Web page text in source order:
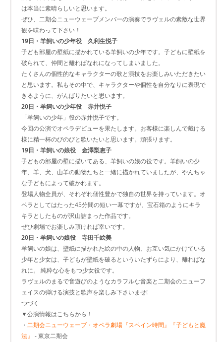
は本当に素晴らしいと思います。
ぜひ、二期会ニューウェーブメンバーの演奏でラヴェルの素敵な世界
観を味わって下さい！
19日・羊飼いの少年役 久利生悦子
子ども部屋の壁紙に描かれている羊飼いの少年です。子どもに壁紙を
破られて、仲間と離ればなれになってしまいました。
たくさんの個性的なキャラクターの歌と演技をお楽しみいただきたい
と思います。私もその中で、キャラクターや個性を自分なりに表現で
きるように、がんばりたいと思います。
20日・羊飼いの少年役 赤井悦子
「羊飼いの少年」役の赤井悦子です。
今回の公演でオペラデビューを果たします。お客様に楽しんで戴ける
様に精一杯のびのびと歌いたいと思います。頑張ります。
19日・羊飼いの娘役 金澤梨恵子
子どもの部屋の壁に描いてある、羊飼いの娘の役です。羊飼いの少
年、羊、犬、山羊の動物たちと一緒に描かれていましたが、やんちゃ
な子どもによって破かれます。
登場人物全員が、それぞれ個性豊かで独自の世界を持っています。オ
ペラとしてはたった45分間の短い一幕ですが、宝石箱のようにキラ
キラとしたものが沢山詰まった作品です。
ぜひ劇場でお楽しみ頂ければ幸いです。
20日・羊飼いの娘役 寺田千絵美
羊飼いの娘は、壁紙に描かれた絵の中の人物、お互い気にかけている
少年と少女は、子どもが壁紙を破るといういたずらにより、離ればな
れに。 純粋な心をもつ少女役です。
ラヴェルのまるで音遊びのようなカラフルな音楽と二期会のニューフ
ェイスの弾ける演技と歌声を楽しみ下さいませ!
つづく
▼公演情報はこちらから！
・ 二期会ニューウェーブ・オペラ劇場『スペイン時間』『子どもと魔
法』 - 東京二期会